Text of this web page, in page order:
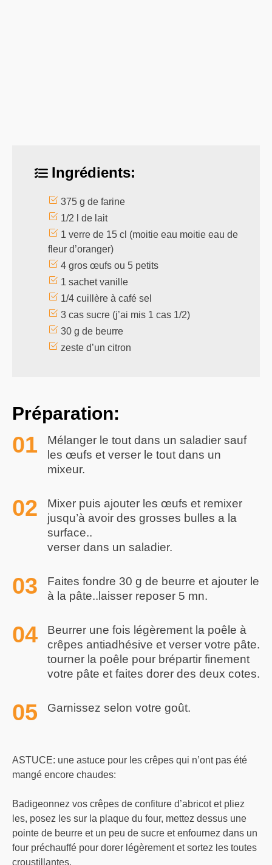
Ingrédients:
375 g de farine
1/2 l de lait
1 verre de 15 cl (moitie eau moitie eau de
fleur d’oranger)
4 gros œufs ou 5 petits
1 sachet vanille
1/4 cuillère à café sel
3 cas sucre (j’ai mis 1 cas 1/2)
30 g de beurre
zeste d’un citron
Préparation:
Mélanger le tout dans un saladier sauf
les œufs et verser le tout dans un
mixeur.
Mixer puis ajouter les œufs et remixer
jusqu’à avoir des grosses bulles a la
surface..
verser dans un saladier.
Faites fondre 30 g de beurre et ajouter le
à la pâte..laisser reposer 5 mn.
Beurrer une fois légèrement la poêle à
crêpes antiadhésive et verser votre pâte.
tourner la poêle pour brépartir finement
votre pâte et faites dorer des deux cotes.
Garnissez selon votre goût.
ASTUCE: une astuce pour les crêpes qui n’ont pas été
mangé encore chaudes:
Badigeonnez vos crêpes de confiture d’abricot et pliez
les, posez les sur la plaque du four, mettez dessus une
pointe de beurre et un peu de sucre et enfournez dans un
four préchauffé pour dorer légèrement et sortez les toutes
croustillantes.